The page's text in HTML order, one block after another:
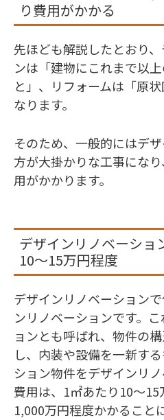
り費用がかかる
先ほども解説したとおり
ンは「建物にこれまで以
と」、リフォームは「原
なります。
そのため、一般的にはデ
方が大掛かりな工事にな
用がかかります。
デザインリノベーショ
10～15万円程度
デザインリノベーション
ンリノベーションです。
ョンとも呼ばれ、物件の
し、内装や設備を一新す
ション物件をデザインリ
費用は、1㎡あたり10～
1,000万円程度かかること